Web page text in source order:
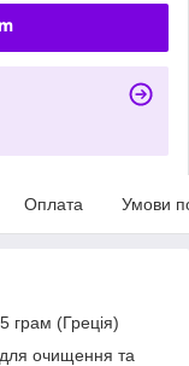
Оплата Умови
грам (Греція)
очищення та